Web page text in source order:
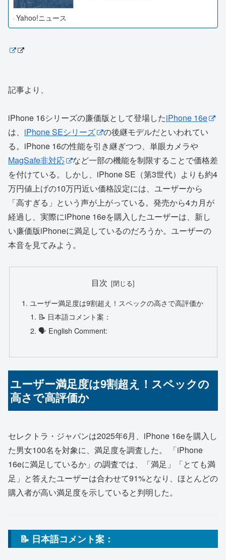
Yahoo!ニュース
記事より、
iPhone 16シリーズの廉価版として登場したiPhone 16e
は、 iPhone SEシリーズ
の後継モデルだといわれてい
る。iPhone 16の性能を引き継ぎつつ、単眼カメラや
MagSafe非対応
など一部の機能を制限することで価格差
を付けている。しかし、iPhone SE（第3世代）よりも約4
万円値上げの10万円近い価格設定には、ユーザーから
「高すぎる」という声が上がっている。発売から4カ月が
経過し、実際にiPhone 16eを購入したユーザーは、新し
い廉価版iPhoneに満足しているのだろうか。ユーザーの
本音を見てみよう。
目次
ユーザー満足度は9割超え！スペックの高さで高評価か
📝 日本語コメント案：
🗣 English Comment:
ユーザー満足度は9割超え！スペックの
高さで高評価か
セレクトラ・ジャパンは2025年6月、iPhone 16eを購入し
た男女100名を対象に、満足度を調査した。 「iPhone
16eに満足しているか」の調査では、「満足」「とても満
足」と答えたユーザーは合わせて91%となり、ほとんどの
購入者が高い満足度を示していると判明した。
📝 日本語コメント案：